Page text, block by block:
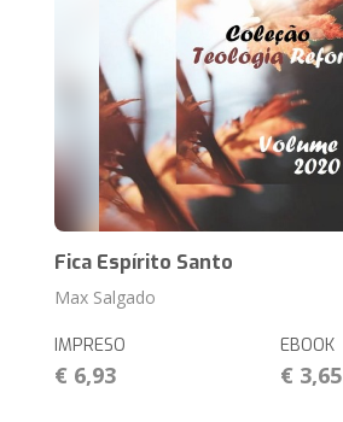
Fica Espírito Santo
Max Salgado
IMPRESO
€ 6,93
EBOOK
€ 3,65